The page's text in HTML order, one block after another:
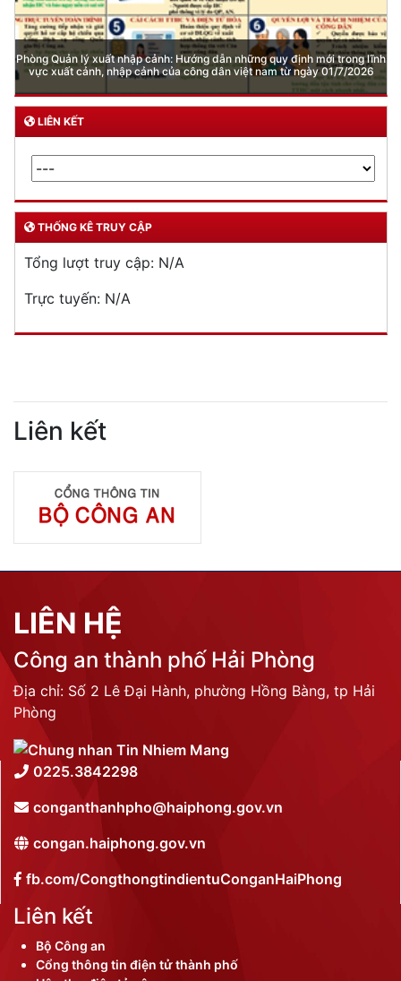
Phòng Quản lý xuất nhập cảnh: Hướng dẫn những quy định mới trong lĩnh
vực xuất cảnh, nhập cảnh của công dân việt nam từ ngày 01/7/2026
LIÊN KẾT
THỐNG KÊ TRUY CẬP
Tổng lượt truy cập: N/A
Trực tuyến: N/A
Liên kết
LIÊN HỆ
Công an thành phố Hải Phòng
Địa chỉ: Số 2 Lê Đại Hành, phường Hồng Bàng, tp Hải
Phòng
0225.3842298
conganthanhpho@haiphong.gov.vn
congan.haiphong.gov.vn
fb.com/CongthongtindientuConganHaiPhong
Liên kết
Bộ Công an
Cổng thông tin điện tử thành phố